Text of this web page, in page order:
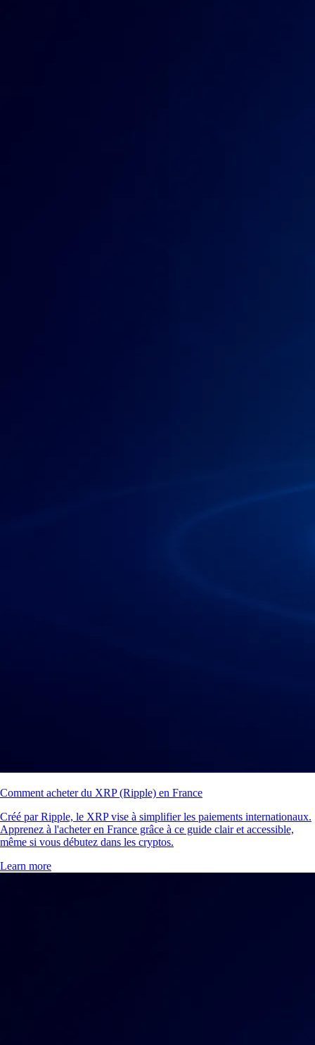
Comment acheter du XRP (Ripple) en France
Créé par Ripple, le XRP vise à simplifier les paiements internationaux.
Apprenez à l'acheter en France grâce à ce guide clair et accessible,
même si vous débutez dans les cryptos.
Learn more